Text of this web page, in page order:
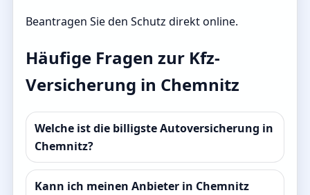
Beantragen Sie den Schutz direkt online.
Häufige Fragen zur Kfz-
Versicherung in Chemnitz
Welche ist die billigste Autoversicherung in
Chemnitz?
Kann ich meinen Anbieter in Chemnitz